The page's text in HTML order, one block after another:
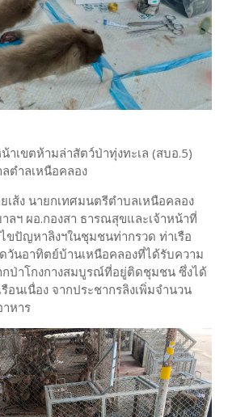
เขตห้ามล่าสัตว์ป่าทุ่งทะเล (สบอ.5)
ตำลเหนือคลอง
เส้ง นายกเทศมนตรีตำบลเหนือคลอง
ลฯ ผอ.กองสา ธารณสุขและเจ้าหน้าที่
ขปัญหาลิงฯในชุมชนท่ากรวด ท่าเรือ
นอาทิตย์บ้านเหนือคลองที่ได้รับความ
กป่าโกงกางสมบูรณ์ที่อยู่ติดชุมชน ซึ่งได้
อนเนื่อง จากประชากรลิงเพิ่มจำนวน
หาร